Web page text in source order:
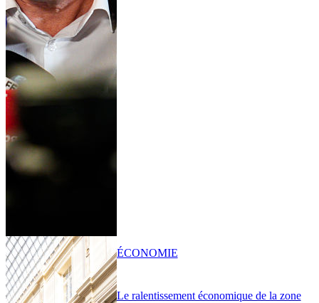
Le ralentissement économique de la zone
ÉCONOMIE